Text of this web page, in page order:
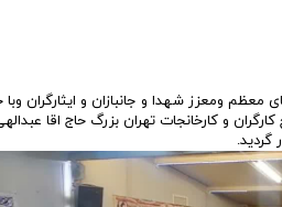
ومعزز شهدا و جانبازان و ایثارگران